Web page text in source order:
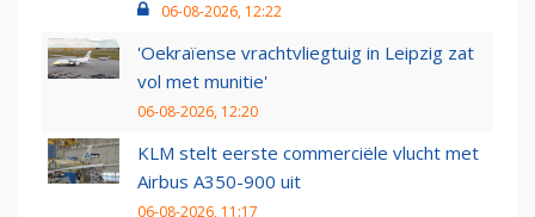
06-08-2026, 12:22
'Oekraïense vrachtvliegtuig in Leipzig zat
vol met munitie'
06-08-2026, 12:20
KLM stelt eerste commerciële vlucht met
Airbus A350-900 uit
06-08-2026, 11:17